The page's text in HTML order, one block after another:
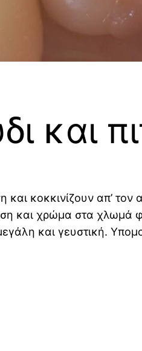
και
κοκκινίζουν απ’ τον
και χρώμα στα χλωμά
και γευστική.